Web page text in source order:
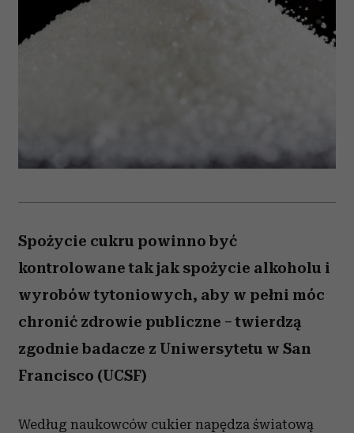
Spożycie cukru powinno być
kontrolowane tak jak spożycie alkoholu i
wyrobów tytoniowych, aby w pełni móc
chronić zdrowie publiczne – twierdzą
zgodnie badacze z Uniwersytetu w San
Francisco (UCSF)
Według naukowców cukier napędza światową